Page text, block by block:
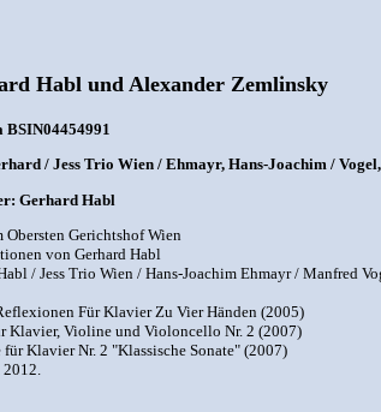
Habl und Alexander Zemlinsky
BSIN04454991
/ Jess Trio Wien / Ehmayr, Hans-Joachim /
Gerhard Habl
Gerichtshof Wien
von Gerhard Habl
/ Jess Trio Wien / Hans-Joachim Ehmayr / Manfred
Für Klavier Zu Vier Händen (2005)
Klavier, Violine und Violoncello Nr. 2 (2007)
für Klavier Nr. 2 "Klassische Sonate" (2007)